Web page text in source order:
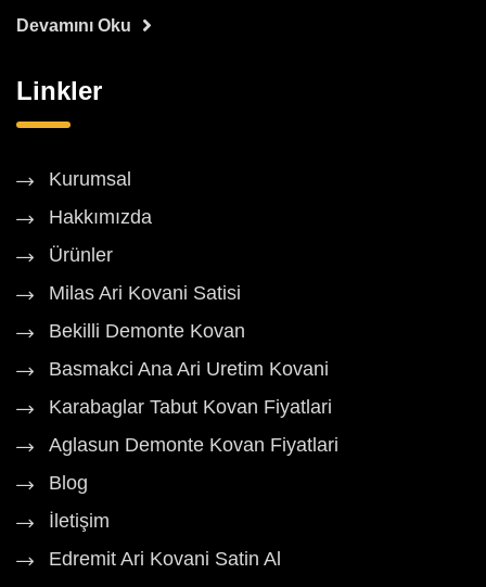
Devamını Oku
Linkler
Kurumsal
Hakkımızda
Ürünler
Milas Ari Kovani Satisi
Bekilli Demonte Kovan
Basmakci Ana Ari Uretim Kovani
Karabaglar Tabut Kovan Fiyatlari
Aglasun Demonte Kovan Fiyatlari
Blog
İletişim
Edremit Ari Kovani Satin Al